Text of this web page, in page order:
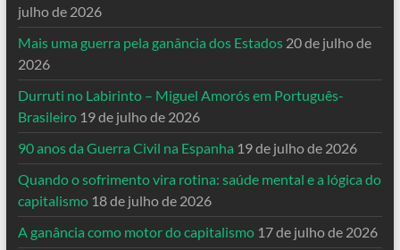
julho de 2026
Mais uma guerra pela ganância dos Estados 20 de julho de
2026
Durruti no Labirinto – Miguel Amorós em Português-
Brasileiro 19 de julho de 2026
90 anos da Guerra Civil na Espanha 19 de julho de 2026
Quando o sofrimento vira rotina: saúde mental e a lógica do
capitalismo 18 de julho de 2026
A ganância como motor do capitalismo 17 de julho de 2026